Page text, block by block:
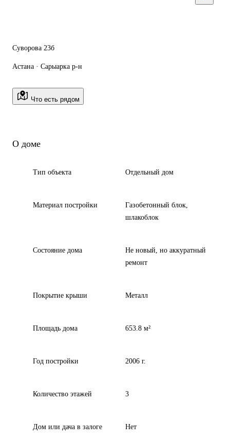
Суворова 23б
Астана · Сарыарка р-н
Что есть рядом
О доме
Тип объекта Отдельный дом
Материал постройки
Газобетонный блок,
шлакоблок
Состояние дома
Не новый, но аккуратный
ремонт
Покрытие крыши Металл
Площадь дома 653.8 м²
Год постройки 2006 г.
Количество этажей 3
Дом или дача в залоге Нет